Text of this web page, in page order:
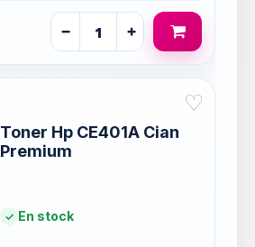
− +
♡
Toner Hp CE401A Cian
Premium
En stock